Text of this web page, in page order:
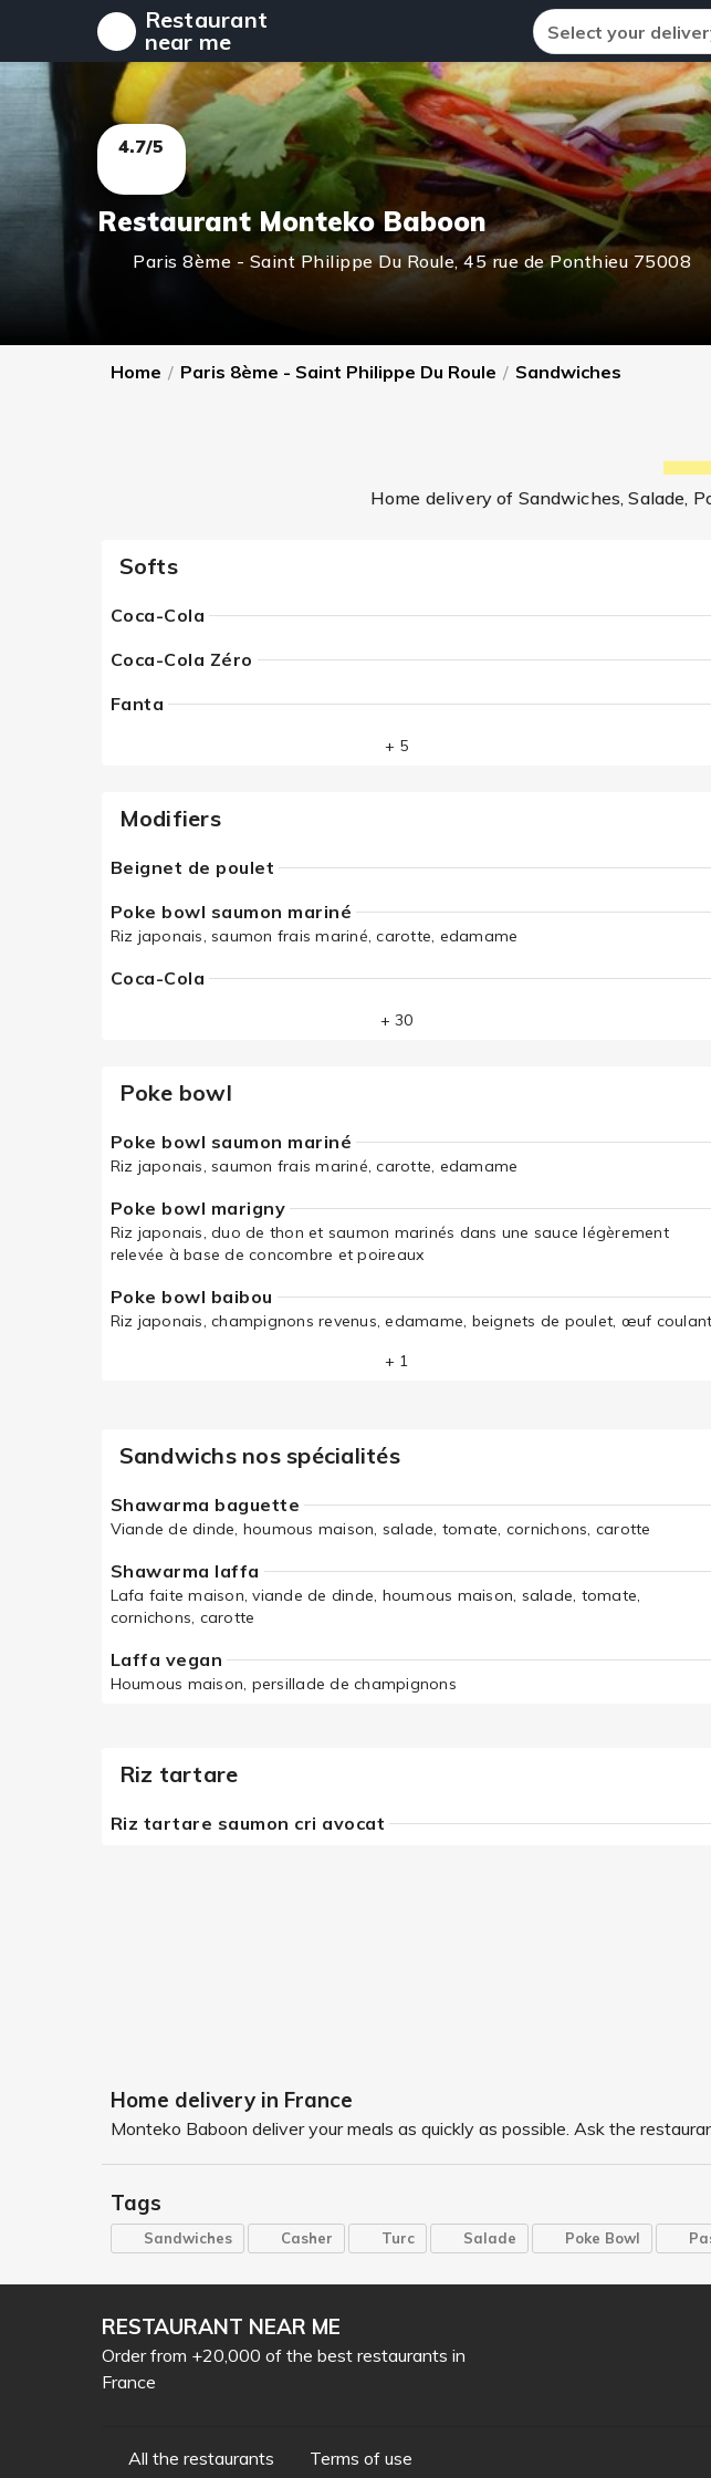
Restaurant
near me
Select your
4.7/5
Restaurant Monteko Baboon
Paris 8ème - Saint Philippe Du Roule,45 rue de Ponthieu 75008
Home / Paris 8ème - Saint Philippe Du Roule / Sandwiches
Home delivery of Sandwiches, Salade,
Softs
Coca-Cola
Coca-Cola Zéro
Fanta
+ 5
Modifiers
Beignet de poulet
Poke bowl saumon mariné
Riz japonais, saumon frais mariné, carotte, edamame
Coca-Cola
+ 30
Poke bowl
Poke bowl saumon mariné
Riz japonais, saumon frais mariné, carotte, edamame
Poke bowl marigny
Riz japonais, duo de thon et saumon marinés dans une sauce légèrement
relevée à base de concombre et poireaux
Poke bowl baibou
Riz japonais, champignons revenus, edamame, beignets de poulet, œuf coulant
+ 1
Sandwichs nos spécialités
Shawarma baguette
Viande de dinde, houmous maison, salade, tomate, cornichons, carotte
Shawarma laffa
Lafa faite maison, viande de dinde, houmous maison, salade, tomate,
cornichons, carotte
Laffa vegan
Houmous maison, persillade de champignons
Riz tartare
Riz tartare saumon cri avocat
Home delivery in France
Monteko Baboon deliver your meals as quickly as possible. Ask the
Tags
Sandwiches Casher Turc Salade Poke Bowl
RESTAURANT NEAR ME
Order from +20,000 of the best restaurants in
France
All the restaurants Terms of use